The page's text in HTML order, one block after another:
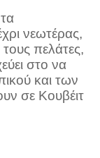
νεωτέρας,
πελάτες,
στο να
και των
σε Κουβέιτ